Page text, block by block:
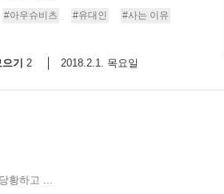
#아우슈비츠 #유대인
#사는 이유
으기 2 2018.2.1. 목요일
황하고 ...